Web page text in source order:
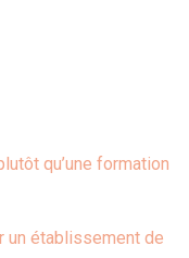
qu’une formation
un établissement de